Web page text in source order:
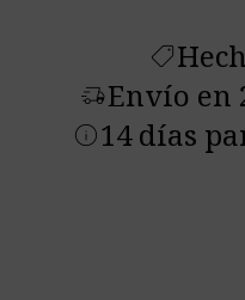
shoppingmode
delivery_truck_speedEnvío en
info14 días